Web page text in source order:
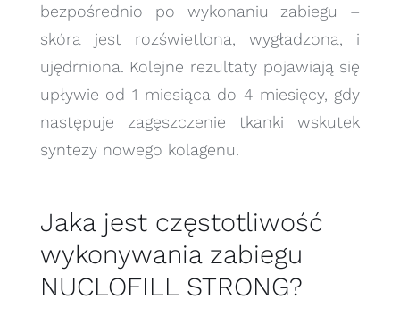
bezpośrednio po wykonaniu zabiegu –
skóra jest rozświetlona, wygładzona, i
ujędrniona. Kolejne rezultaty pojawiają się
upływie od 1 miesiąca do 4 miesięcy, gdy
następuje zagęszczenie tkanki wskutek
syntezy nowego kolagenu.
Jaka jest częstotliwość
wykonywania zabiegu
NUCLOFILL STRONG?